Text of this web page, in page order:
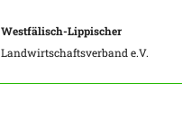
Westfälisch-Lippischer
Landwirtschaftsverband e.V.